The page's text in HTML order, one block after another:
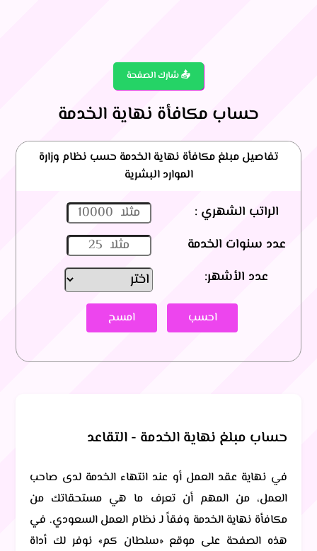
📤 شارك الصفحة
حساب مكافأة نهاية الخدمة
تفاصيل مبلغ مكافأة نهاية الخدمة حسب نظام وزارة
الموارد البشرية
الراتب الشهري :
عدد سنوات الخدمة
عدد الأشهر:
احسب امسح
حساب مبلغ نهاية الخدمة - التقاعد
في نهاية عقد العمل أو عند انتهاء الخدمة لدى صاحب
العمل، من المهم أن تعرف ما هي مستحقاتك من
مكافأة نهاية الخدمة وفقاً لـ نظام العمل السعودي. في
هذه الصفحة على موقع «سلطان كم» نوفر لك أداة